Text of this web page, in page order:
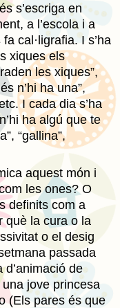
s’escriga en
a l’escola i a
cal·ligrafia. I s’ha
xiques els
les xiques”,
n’hi ha una”,
I cada dia s’ha
ha algú que te
“gallina”,
aquest món i
les ones? O
definits com a
què la cura o la
o el desig
passada
d’animació de
jove princesa
(Els pares és que